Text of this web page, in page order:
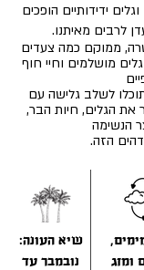
ידידותיים הופכים
לרבים מאיתנו.
ממוקם כמה צעדים
מושלמים וחיי חוף
לשלב גלישה עם
את הגלים, חיות הבר,
הנשימה
הזה.
שיא העונה:
נובמבר עד
ומזג